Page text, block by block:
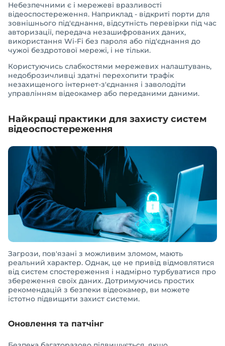
Небезпечними є і мережеві вразливості
відеоспостереження. Наприклад - відкриті порти для
зовнішнього під'єднання, відсутність перевірки під час
авторизації, передача незашифрованих даних,
використання Wi-Fi без пароля або під'єднання до
чужої бездротової мережі, і не тільки.
Користуючись слабкостями мережевих налаштувань,
недоброзичливці здатні перехопити трафік
незахищеного інтернет-з'єднання і заволодіти
управлінням відеокамер або переданими даними.
Найкращі практики для захисту систем
відеоспостереження
Загрози, пов'язані з можливим зломом, мають
реальний характер. Однак, це не привід відмовлятися
від систем спостереження і надмірно турбуватися про
збереження своїх даних. Дотримуючись простих
рекомендацій з безпеки відеокамер, ви можете
істотно підвищити захист системи.
Оновлення та патчінг